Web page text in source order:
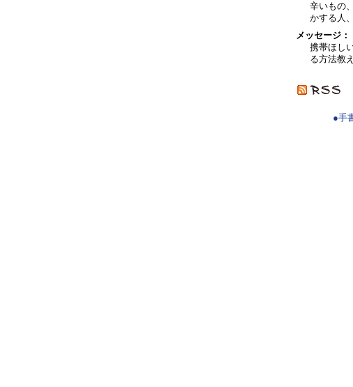
辛いもの
かする人
メッセージ：
携帯ほし
る方法教
●手